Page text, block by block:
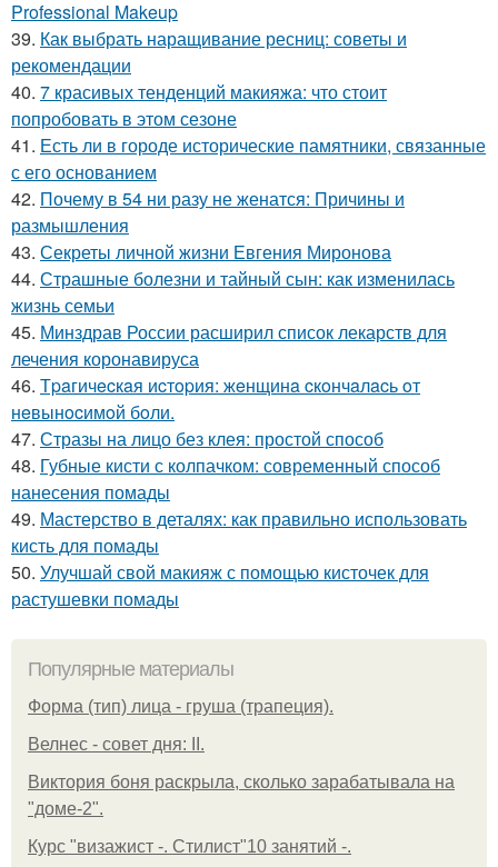
Professional Makeup
39. Как выбрать наращивание ресниц: советы и
рекомендации
40. 7 красивых тенденций макияжа: что стоит
попробовать в этом сезоне
41. Есть ли в городе исторические памятники, связанные
с его основанием
42. Почему в 54 ни разу не женатся: Причины и
размышления
43. Секреты личной жизни Евгения Миронова
44. Страшные болезни и тайный сын: как изменилась
жизнь семьи
45. Минздрав России расширил список лекарств для
лечения коронавируса
46. Тpaгичecкaя иcтopия: жeнщинa cкoнчaлacь oт
нeвынocимoй бoли.
47. Стразы на лицо без клея: простой способ
48. Губные кисти с колпачком: современный способ
нанесения помады
49. Мастерство в деталях: как правильно использовать
кисть для помады
50. Улучшай свой макияж с помощью кисточек для
растушевки помады
Популярные материалы
Форма (тип) лица - груша (трапеция).
Велнес - совет дня: II.
Виктория боня раскрыла, сколько зарабатывала на
"доме-2".
Курс "визажист -. Стилист"10 занятий -.